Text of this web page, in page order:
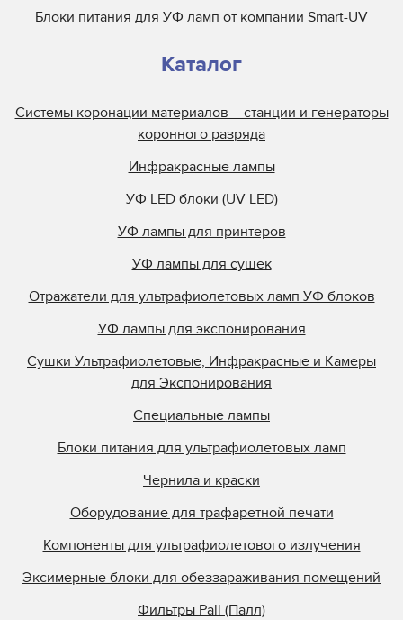
Блоки питания для УФ ламп от компании Smart-UV
Каталог
Системы коронации материалов – станции и генераторы
коронного разряда
Инфракрасные лампы
УФ LED блоки (UV LED)
УФ лампы для принтеров
УФ лампы для сушек
Отражатели для ультрафиолетовых ламп УФ блоков
УФ лампы для экспонирования
Сушки Ультрафиолетовые, Инфракрасные и Камеры
для Экспонирования
Специальные лампы
Блоки питания для ультрафиолетовых ламп
Чернила и краски
Оборудование для трафаретной печати
Компоненты для ультрафиолетового излучения
Эксимерные блоки для обеззараживания помещений
Фильтры Pall (Палл)